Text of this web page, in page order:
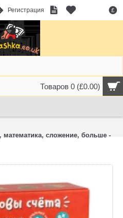
£
Регистрация
Товаров 0 (£0.00)
математика, сложение, больше -